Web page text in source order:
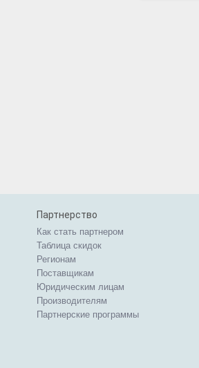
Партнерство
Как стать партнером
Таблица скидок
Регионам
Поставщикам
Юридическим лицам
Производителям
Партнерские программы